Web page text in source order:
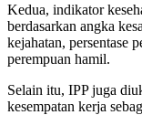
Kedua, indikator
berdasarkan angka
kejahatan, persentase
perempuan hamil.
Selain itu, IPP juga
kesempatan kerja